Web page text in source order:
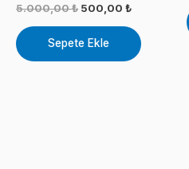
5.000,00₺ Orijinal
5.000,00 ₺.
500,00 ₺Şu
fiyat:
500,00 ₺.
Sepete Ekle